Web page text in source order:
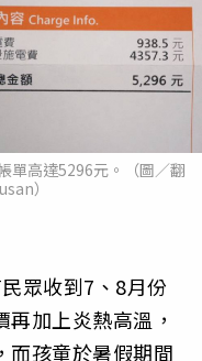
單高達5296元。（圖／翻
）
眾收到7、8月份
加上炎熱高溫，
而孩童於暑假期間